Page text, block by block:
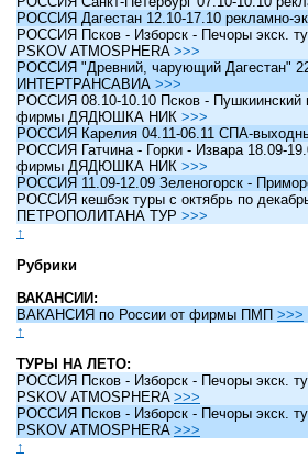
РОССИЯ Дагестан 12.10-17.10 рекламно-
РОССИЯ Псков - Изборск - Печоры экск.
PSKOV ATMOSPHERA >>>
РОССИЯ "Древний, чарующий Дагестан"
ИНТЕРТРАНСАВИА >>>
РОССИЯ 08.10-10.10 Псков - Пушкиинский
фирмы ДЯДЮШКА НИК >>>
РОССИЯ Карелия 04.11-06.11 СПА-
РОССИЯ Гатчина - Горки - Извара 18.09-
фирмы ДЯДЮШКА НИК >>>
РОССИЯ 11.09-12.09 Зеленогорск -
РОССИЯ кешбэк туры c октябрь по
ПЕТРОПОЛИТАНА ТУР >>>
↑
Рубрики
ВАКАНСИИ:
ВАКАНСИЯ по России от фирмы ПМП >>>
↑
ТУРЫ НА ЛЕТО:
РОССИЯ Псков - Изборск - Печоры экск.
PSKOV ATMOSPHERA >>>
РОССИЯ Псков - Изборск - Печоры экск.
PSKOV ATMOSPHERA >>>
↑